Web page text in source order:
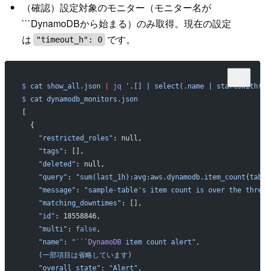
（確認）設定対象のモニター（モニター名が
```DynamoDBから始まる）のみ取得。現在の設定
は
"timeout_h": 0 です。
$ cat show_all.json | jq '.[] | select(.name |
$ cat dynamodb_monitors.json
[
  {
    "restricted_roles"
: null,
    "tags"
: [],
    "deleted"
: null,
    "query"
:
    "message"
:
"sample-table's item count is over the
    "matching_downtimes"
: [],
    "id"
: 18558846,
    "multi"
: false,
    "name"
: "``` DynamoDB item count alert",
    (一部項目は省略しています)
    "overall_state": "Alert",